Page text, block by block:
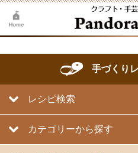
手づくり
レシピ検索
カテゴリーから探す